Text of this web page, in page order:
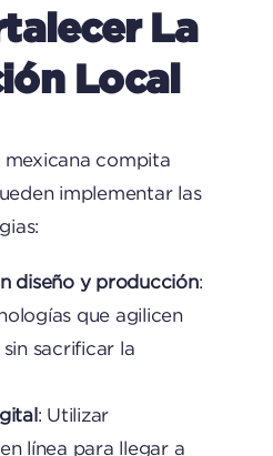
La
Local
mexicana compita
implementar las
diseño y producción:
que agilicen
sin sacrificar la
: Utilizar
línea para llegar a